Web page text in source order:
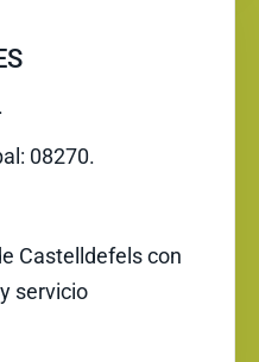
08270.
Castelldefels con
servicio